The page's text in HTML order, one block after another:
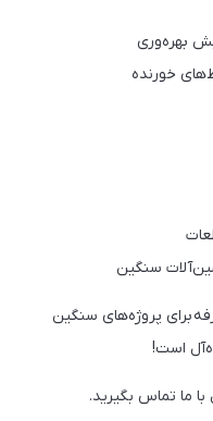
بهره‌وری
خورنده
سنگین
برای پروژه‌های سنگین
است!
ما تماس بگیرید.